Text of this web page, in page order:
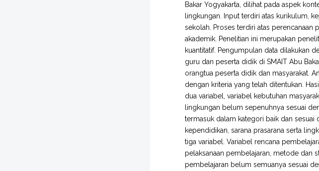
Bakar Yogyakarta, dilihat pada aspek
lingkungan. Input terdiri atas kurikulum,
sekolah. Proses terdiri atas perencanaan
akademik. Penelitian ini merupakan
kuantitatif. Pengumpulan data dilakukan
guru dan peserta didik di SMAIT Abu
orangtua peserta didik dan masyarakat.
dengan kriteria yang telah ditentukan.
dua variabel, variabel kebutuhan
lingkungan belum sepenuhnya sesuai
termasuk dalam kategori baik dan sesuai
kependidikan, sarana prasarana serta
tiga variabel. Variabel rencana
pelaksanaan pembelajaran, metode dan
pembelajaran belum semuanya sesuai